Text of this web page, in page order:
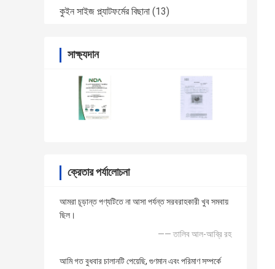
কুইন সাইজ প্ল্যাটফর্মের বিছানা (13)
সাক্ষ্যদান
ক্রেতার পর্যালোচনা
আমরা চূড়ান্ত পণ্যটিতে না আসা পর্যন্ত সরবরাহকারী খুব সমবায়
ছিল।
—— তালিব আল-আব্রি রহ
আমি গত বুধবার চালানটি পেয়েছি, গুণমান এবং পরিমাণ সম্পর্কে